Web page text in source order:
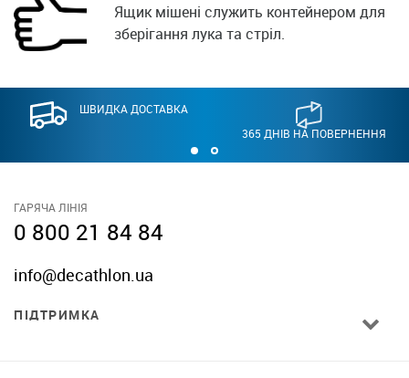
Ящик мішені служить контейнером для
зберігання лука та стріл.
ШВИДКА ДОСТАВКА
365 ДНІВ НА ПОВЕРНЕННЯ
ГАРЯЧА ЛІНІЯ
0 800 21 84 84
info@decathlon.ua
ПІДТРИМКА